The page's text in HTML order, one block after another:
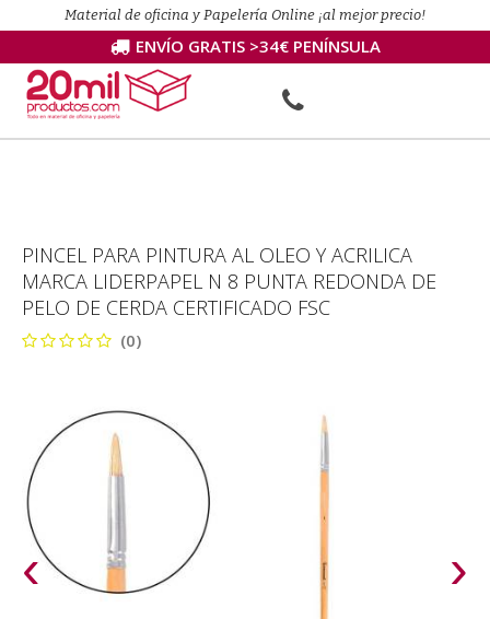
Material de oficina y Papelería Online ¡al mejor precio!
ENVÍO GRATIS >34€ PENÍNSULA
PINCEL PARA PINTURA AL OLEO Y ACRILICA
MARCA LIDERPAPEL N 8 PUNTA REDONDA DE
PELO DE CERDA CERTIFICADO FSC
(0)
‹ ›